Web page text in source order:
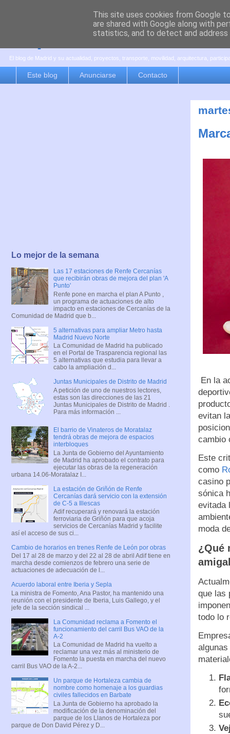
es por madrid
El blog de Madrid y su actualidad, proyectos, transporte, movilidad, arquitectura,
Este blog Anunciarse Contacto
En la
evitan
cambio
Este
como
casino
sónica
evitada
moda
¿Qué
que las
todo lo
Lo mejor de la semana
Las 17 estaciones de Renfe Cercanías
que recibirán obras de mejora del plan 'A
Punto'
Renfe pone en marcha el plan A Punto ,
un programa de actuaciones de alto
impacto en estaciones de Cercanías de la
Comunidad de Madrid que b...
5 alternativas para ampliar Metro hasta
Madrid Nuevo Norte
La Comunidad de Madrid ha publicado
en el Portal de Trasparencia regional las
5 alternativas que estudia para llevar a
cabo la ampliación d...
Juntas Municipales de Distrito de Madrid
A petición de uno de nuestros lectores,
estas son las direcciones de las 21
Juntas Municipales de Distrito de Madrid .
Para más información ...
El barrio de Vinateros de Moratalaz
tendrá obras de mejora de espacios
interbloques
La Junta de Gobierno del Ayuntamiento
de Madrid ha aprobado el contrato para
ejecutar las obras de la regeneración
urbana 14.06-Moratalaz I...
La estación de Griñón de Renfe
Cercanías dará servicio con la extensión
de C-5 a Illescas
Adif recuperará y renovará la estación
ferroviaria de Griñón para que acoja
servicios de Cercanías Madrid y facilite
así el acceso de sus ci...
Cambio de horarios en trenes Renfe de León por obras
Del 17 al 28 de marzo y del 22 al 28 de abril Adif tiene en
marcha desde comienzos de febrero una serie de
actuaciones de adecuación de l...
Acuerdo laboral entre Iberia y Sepla
La ministra de Fomento, Ana Pastor, ha mantenido una
reunión con el presidente de Iberia, Luis Gallego, y el
jefe de la sección sindical ...
La Comunidad reclama a Fomento el
funcionamiento del carril Bus VAO de la
A-2
La Comunidad de Madrid ha vuelto a
reclamar una vez más al ministerio de
Fomento la puesta en marcha del nuevo
carril Bus VAO de la A-2...
Un parque de Hortaleza cambia de
nombre como homenaje a los guardias
civiles fallecidos en Barbate
La Junta de Gobierno ha aprobado la
modificación de la denominación del
parque de los Llanos de Hortaleza por
parque de Don David Pérez y D...
This site uses cookies from Google
are shared with Google along with
statistics, and to detect and address